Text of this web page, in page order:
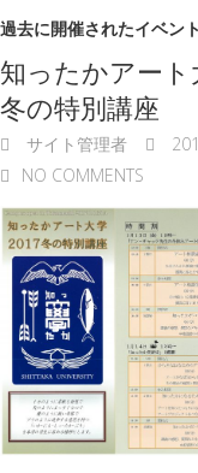
過去に開催されたイベント
知ったかアー
冬の特別講座
サイト管理者
NO COMMENTS